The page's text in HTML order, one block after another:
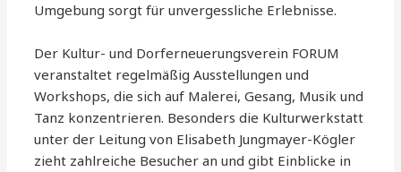
Umgebung sorgt für unvergessliche Erlebnisse.
Der Kultur- und Dorferneuerungsverein FORUM
veranstaltet regelmäßig Ausstellungen und
Workshops, die sich auf Malerei, Gesang, Musik und
Tanz konzentrieren. Besonders die Kulturwerkstatt
unter der Leitung von Elisabeth Jungmayer-Kögler
zieht zahlreiche Besucher an und gibt Einblicke in